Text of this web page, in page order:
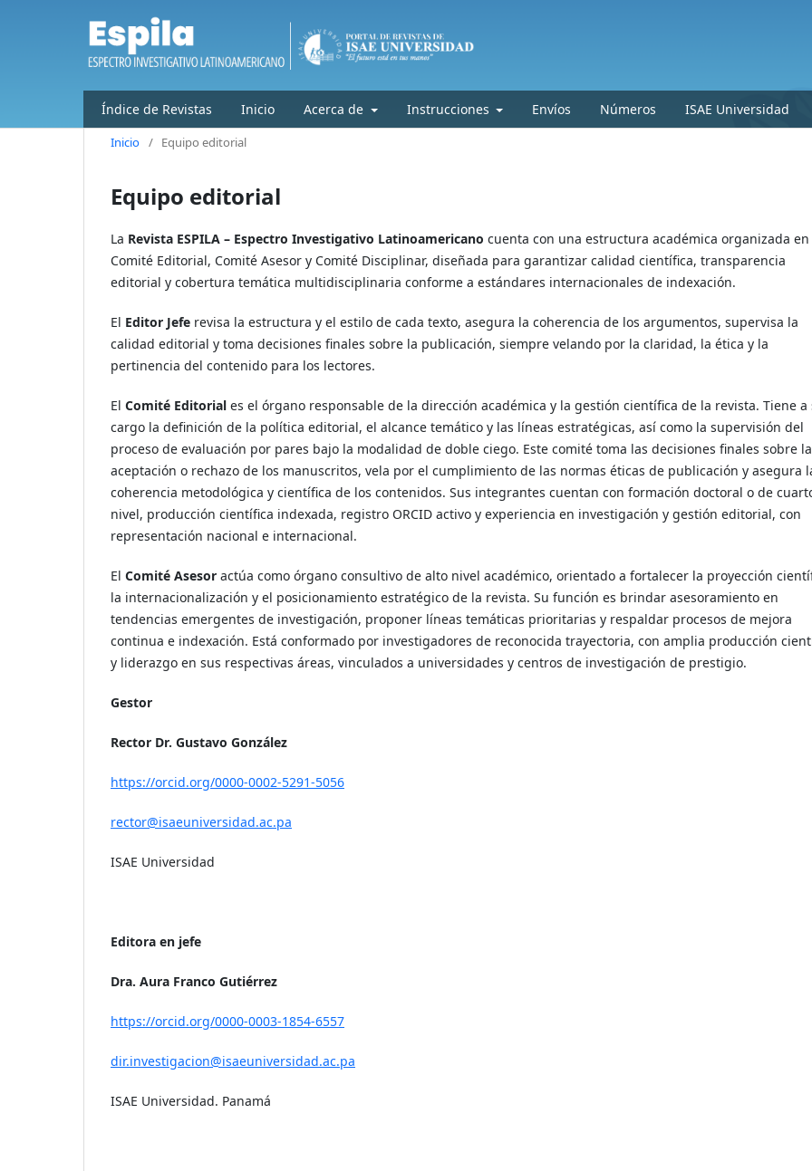
Índice de Revistas Inicio Acerca de Instrucciones Envíos Números ISAE Universidad
Inicio / Equipo editorial
Equipo editorial
La Revista ESPILA – Espectro Investigativo Latinoamericano cuenta con una estructura académica organizada en
Comité Editorial, Comité Asesor y Comité Disciplinar, diseñada para garantizar calidad científica, transparencia
editorial y cobertura temática multidisciplinaria conforme a estándares internacionales de indexación.
El Editor Jefe revisa la estructura y el estilo de cada texto, asegura la coherencia de los argumentos, supervisa la
calidad editorial y toma decisiones finales sobre la publicación, siempre velando por la claridad, la ética y la
pertinencia del contenido para los lectores.
El Comité Editorial es el órgano responsable de la dirección académica y la gestión científica de la revista. Tiene a
cargo la definición de la política editorial, el alcance temático y las líneas estratégicas, así como la supervisión del
proceso de evaluación por pares bajo la modalidad de doble ciego. Este comité toma las decisiones finales sobre la
aceptación o rechazo de los manuscritos, vela por el cumplimiento de las normas éticas de publicación y asegura
coherencia metodológica y científica de los contenidos. Sus integrantes cuentan con formación doctoral o de
nivel, producción científica indexada, registro ORCID activo y experiencia en investigación y gestión editorial, con
representación nacional e internacional.
El Comité Asesor actúa como órgano consultivo de alto nivel académico, orientado a fortalecer la proyección
la internacionalización y el posicionamiento estratégico de la revista. Su función es brindar asesoramiento en
tendencias emergentes de investigación, proponer líneas temáticas prioritarias y respaldar procesos de mejora
continua e indexación. Está conformado por investigadores de reconocida trayectoria, con amplia producción
y liderazgo en sus respectivas áreas, vinculados a universidades y centros de investigación de prestigio.
Gestor
Rector Dr. Gustavo González
https://orcid.org/0000-0002-5291-5056
rector@isaeuniversidad.ac.pa
ISAE Universidad
Editora en jefe
Dra. Aura Franco Gutiérrez
https://orcid.org/0000-0003-1854-6557
dir.investigacion@isaeuniversidad.ac.pa
ISAE Universidad. Panamá